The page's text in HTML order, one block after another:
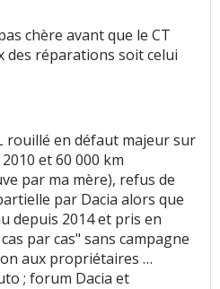
chère avant que le CT
des réparations soit celui
rouillé en défaut majeur sur
et 60 000 km
par ma mère), refus de
par Dacia alors que
depuis 2014 et pris en
par cas" sans campagne
aux propriétaires …
; forum Dacia et